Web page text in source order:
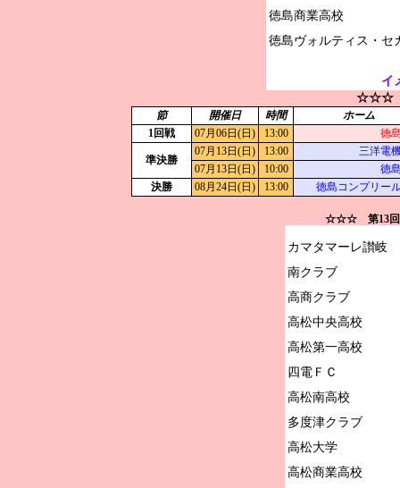
徳島商業高校
イ
☆☆☆
節 開催日 時間
ホーム
1回戦
07月06日(日) 13:00 徳
準決勝
07月13日(日) 13:00
三洋電
07月13日(日)
10:00
徳
決勝
08月24日(日) 13:00 徳島コンプリー
☆☆☆ 第13回
カマタマーレ讃岐
南クラブ
高商クラブ
高松中央高校
高松第一高校
四電ＦＣ
高松南高校
多度津クラブ
高松大学
高松商業高校